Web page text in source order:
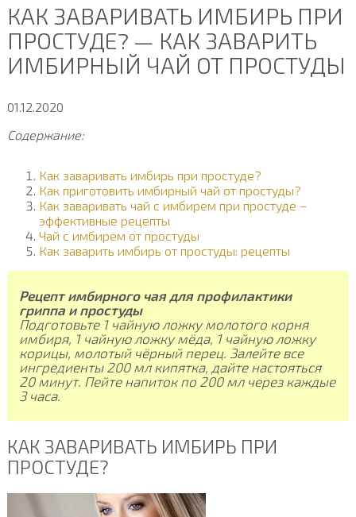
КАК ЗАВАРИВАТЬ ИМБИРЬ ПРИ
ПРОСТУДЕ? — КАК ЗАВАРИТЬ
ИМБИРНЫЙ ЧАЙ ОТ ПРОСТУДЫ
01.12.2020
Содержание:
Как заваривать имбирь при простуде?
Как приготовить имбирный чай от простуды?
Как заваривать чай с имбирем при простуде –
эффективные рецепты
Чай с имбирем от простуды
Как заварить имбирь от простуды: рецепты
Рецепт имбирного чая для профилактики
гриппа и простуды
Подготовьте 1 чайную ложку молотого корня
имбиря, 1 чайную ложку мёда, 1 чайную ложку
корицы, молотый чёрный перец. Залейте все
ингредиенты 200 мл кипятка, дайте настояться
20 минут. Пейте напиток по 200 мл через каждые
3 часа.
КАК ЗАВАРИВАТЬ ИМБИРЬ ПРИ
ПРОСТУДЕ?